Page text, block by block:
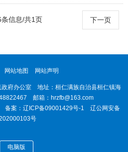
下一页
条信息/共1页
网站地图 网站声明
政府办公室 地址：桓仁满族自治县桓仁镇海
邮箱：hrzfb@163.com
备案： 辽ICP备09001429号-1
辽公网安备
号
电脑版